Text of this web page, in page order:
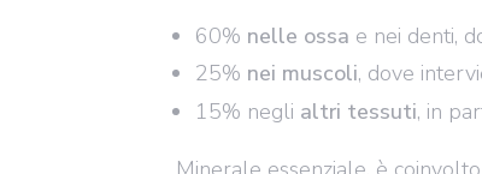
60% nelle ossa e nei denti,
25% nei muscoli, dove
15% negli altri tessuti, in